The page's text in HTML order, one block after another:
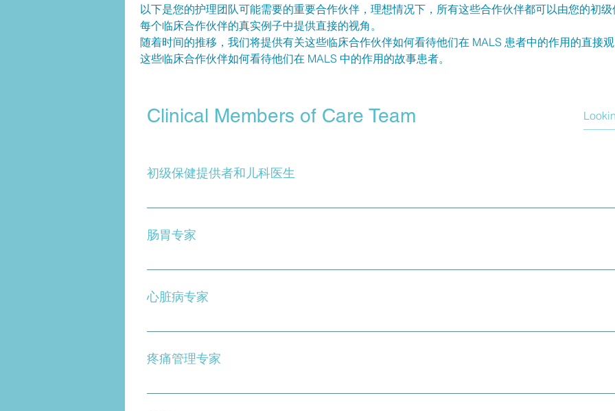
以下是您的护理团队可能需要的重要合作伙伴，理想情况下，所有这些合作伙伴都可以由您的初
每个临床合作伙伴的真实例子中提供直接的视角。
随着时间的推移，我们将提供有关这些临床合作伙伴如何看待他们在 MALS 患者中的作用的直接
这些临床合作伙伴如何看待他们在 MALS 中的作用的故事患者。
Clinical Members of Care Team
初级保健提供者和儿科医生
启动和管理探索过程，并为您作为有需要的患者进行宣传。初级保健提供者是关注您整体健康的
复。
肠胃专家
运行常规 GI 测试并探索其他可能的 GI 诊断。您可能需要进行全套胃肠 (GI) 测试，以了解您的
状或使症状复杂化的其他诊断至关重要。
心脏病专家
排除心脏问题，因为一些 MALS 症状表现为胸痛/压力和/或不适。在某些人中，您还会出现心跳
疼痛管理专家
以周到的方式帮助控制疼痛，最大限度地减少对寻求药物的患者的偏见。